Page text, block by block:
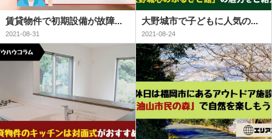
賃貸物件で初期設備が故障...
2021-08-31
大野城市で子どもに人気の...
2021-08-24